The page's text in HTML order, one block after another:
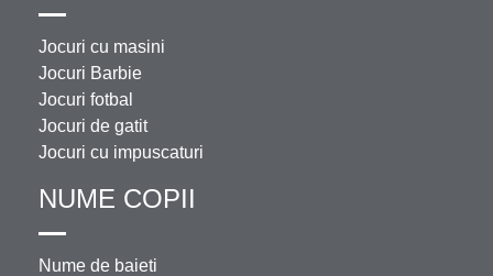
Jocuri cu masini
Jocuri Barbie
Jocuri fotbal
Jocuri de gatit
Jocuri cu impuscaturi
NUME COPII
Nume de baieti